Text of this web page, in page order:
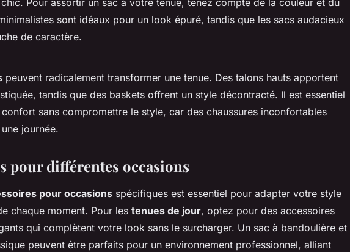
Pour assortir un sac à votre tenue, tenez compte de la couleur et du
sont idéaux pour un look épuré, tandis que les sacs audacieux
de caractère.
peuvent radicalement transformer une tenue. Des talons hauts apportent
tandis que des baskets offrent un style décontracté. Il est essentiel
sans compromettre le style, car des chaussures inconfortables
journée.
pour différentes occasions
pour occasions spécifiques est essentiel pour adapter votre style
chaque moment. Pour les tenues de jour, optez pour des accessoires
qui complètent votre look sans le surcharger. Un sac à bandoulière et
peuvent être parfaits pour un environnement professionnel, alliant